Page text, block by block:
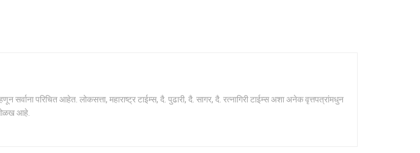
सर्वाना परिचित आहेत. लोकसत्ता, महाराष्ट्र टाईम्स, दै. पुढारी, दै. सागर, दै. रत्नागिरी टाईम्स अशा अनेक वृत्तपत्रांमधुन
ओळख आहे.